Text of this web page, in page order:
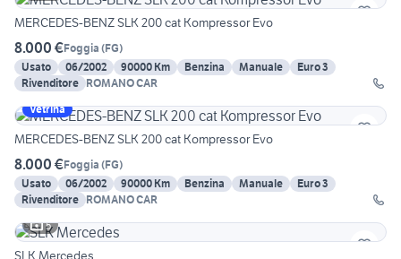
MERCEDES-BENZ SLK 200 cat Kompressor Evo
8.000 €Foggia (FG)
Usato
06/2002 90000 Km Benzina Manuale
Euro 3
Rivenditore ROMANO CAR
Vetrina
MERCEDES-BENZ SLK 200 cat Kompressor Evo
8.000 €Foggia (FG)
Usato
06/2002 90000 Km Benzina Manuale
Euro 3
Rivenditore ROMANO CAR
5
SLK Mercedes